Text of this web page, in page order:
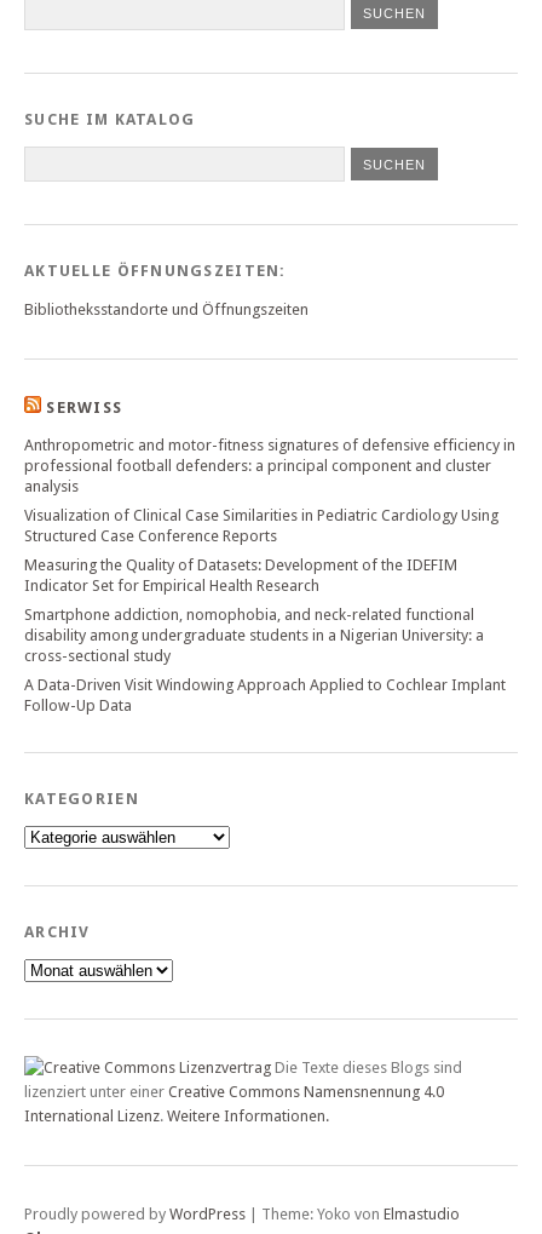
SUCHE IM KATALOG
SUCHEN
AKTUELLE ÖFFNUNGSZEITEN:
Bibliotheksstandorte und Öffnungszeiten
SERWISS
Anthropometric and motor-fitness signatures of defensive efficiency in
professional football defenders: a principal component and cluster
analysis
Visualization of Clinical Case Similarities in Pediatric Cardiology Using
Structured Case Conference Reports
Measuring the Quality of Datasets: Development of the IDEFIM
Indicator Set for Empirical Health Research
Smartphone addiction, nomophobia, and neck-related functional
disability among undergraduate students in a Nigerian University: a
cross-sectional study
A Data-Driven Visit Windowing Approach Applied to Cochlear Implant
Follow-Up Data
KATEGORIEN
Kategorien
ARCHIV
Archiv
Die Texte dieses Blogs sind
lizenziert unter einer Creative Commons Namensnennung 4.0
International Lizenz. Weitere Informationen.
Proudly powered by WordPress Theme: Yoko von Elmastudio